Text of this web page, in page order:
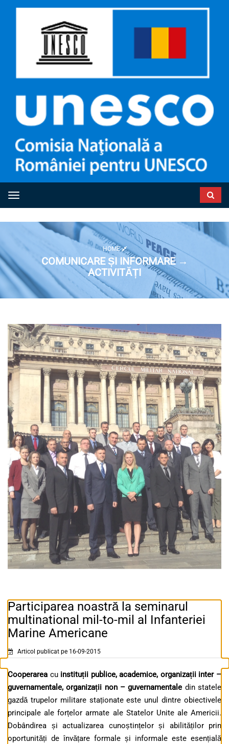
Toggle navigation
HOME
COMUNICARE ȘI INFORMARE →
ACTIVITĂȚI
Participarea noastră la seminarul
multinational mil-to-mil al Infanteriei
Marine Americane
Articol publicat pe 16-09-2015
Cooperarea cu instituții publice, academice, organizații inter –
guvernamentale, organizații non – guvernamentale din statele
gazdă trupelor militare staționate este unul dintre obiectivele
principale ale forțelor armate ale Statelor Unite ale Americii.
Dobândirea și actualizarea cunoștințelor și abilităților prin
oportunități de învățare formale și informale este esențială